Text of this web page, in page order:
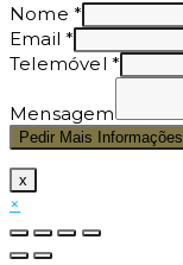
Nome *
Email*
Telemóvel *
Mensagem
Pedir Mais Informações
x
×